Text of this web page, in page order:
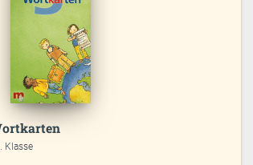
Klasse